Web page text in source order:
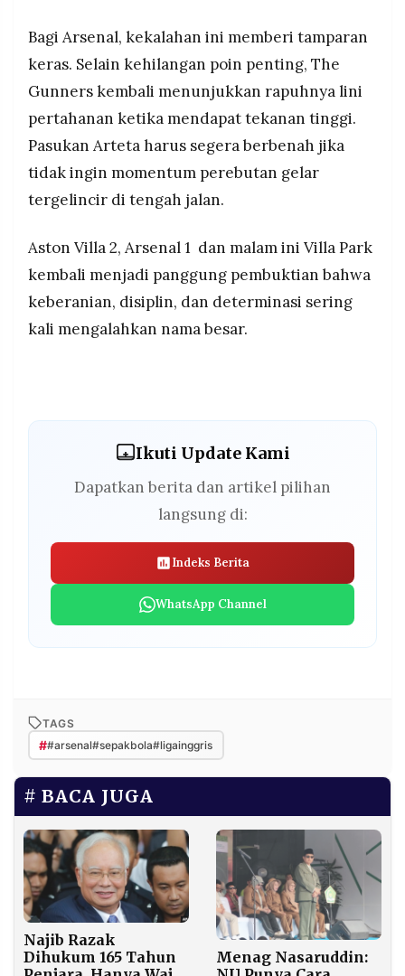
Bagi Arsenal, kekalahan ini memberi tamparan
keras. Selain kehilangan poin penting, The
Gunners kembali menunjukkan rapuhnya lini
pertahanan ketika mendapat tekanan tinggi.
Pasukan Arteta harus segera berbenah jika
tidak ingin momentum perebutan gelar
tergelincir di tengah jalan.
Aston Villa 2, Arsenal 1 dan malam ini Villa Park
kembali menjadi panggung pembuktian bahwa
keberanian, disiplin, dan determinasi sering
kali mengalahkan nama besar.
Ikuti Update Kami
Dapatkan berita dan artikel pilihan
langsung di:
Indeks Berita
WhatsApp Channel
TAGS
##arsenal#sepakbola#ligainggris
BACA JUGA
Najib Razak
Dihukum 165 Tahun
Menag Nasaruddin: